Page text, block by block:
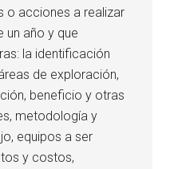
o acciones a realizar
un año y que
la identificación
de exploración,
beneficio y otras
metodología y
equipos a ser
y costos,